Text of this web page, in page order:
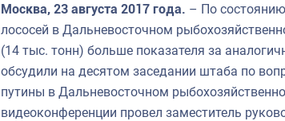
Москва, 23 августа 2017 года. – По
лососей в Дальневосточном
(14 тыс. тонн) больше показателя за
обсудили на десятом заседании штаба по
путины в Дальневосточном
видеоконференции провел заместитель